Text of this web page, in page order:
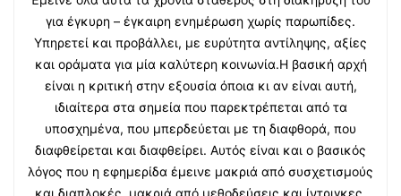
για έγκυρη – έγκαιρη ενημέρωση χωρίς παρωπίδες.
Υπηρετεί και προβάλλει, με ευρύτητα αντίληψης, αξίες
και οράματα για μία καλύτερη κοινωνία.Η βασική αρχή
είναι η κριτική στην εξουσία όποια κι αν είναι αυτή,
ιδιαίτερα στα σημεία που παρεκτρέπεται από τα
υποσχημένα, που μπερδεύεται με τη διαφθορά, που
διαφθείρεται και διαφθείρει. Αυτός είναι και ο βασικός
λόγος που η εφημερίδα έμεινε μακριά από συσχετισμούς